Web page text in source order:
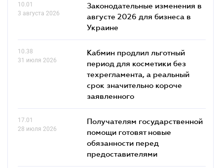
10.01
3 августа 2026
Законодательные изменения в
августе 2026 для бизнеса в
Украине
10.38
31 июля 2026
Кабмин продлил льготный
период для косметики без
техрегламента, а реальный
срок значительно короче
заявленного
17.01
28 июля 2026
Получателям государственной
помощи готовят новые
обязанности перед
предоставителями